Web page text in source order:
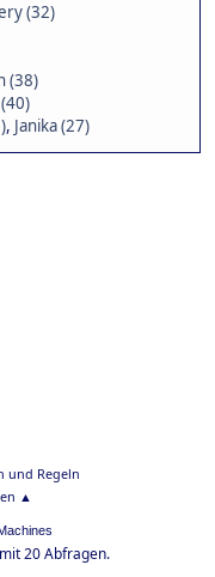
(32)
(38)
, Janika (27)
und Regeln
▲
20 Abfragen.